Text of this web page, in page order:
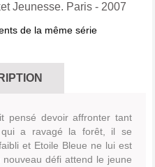
Jeunesse. Paris - 2007
de la même série
pensé devoir affronter tant
qui a ravagé la forêt, il se
et Etoile Bleue ne lui est
défi attend le jeune